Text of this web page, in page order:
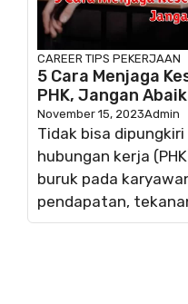
CAREER TIPS PEKERJAAN
5 Cara Menjaga
PHK, Jangan
November 15, 2023Admin
Tidak bisa
hubungan kerja
buruk pada
pendapatan,